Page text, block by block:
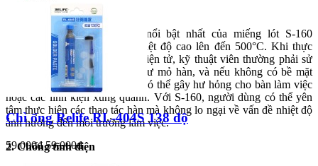
1. Khả năng chịu nhiệt cao
Một trong những đặc điểm nổi bật nhất của miếng lót S-160
Sunshine là khả năng chịu nhiệt độ cao lên đến 500°C. Khi thực
hiện các công việc sửa chữa điện tử, kỹ thuật viên thường phải sử
dụng các công cụ tạo nhiệt như mỏ hàn, và nếu không có bề mặt
bảo vệ phù hợp, nhiệt độ này có thể gây hư hỏng cho bàn làm việc
hoặc các linh kiện xung quanh. Với S-160, người dùng có thể yên
tâm thực hiện các thao tác hàn mà không lo ngại về vấn đề nhiệt độ
ảnh hưởng đến môi trường làm việc.
2. Chống tĩnh điện
Chì ống Relife RL-404S 138 độ
59.000đ59.000đ